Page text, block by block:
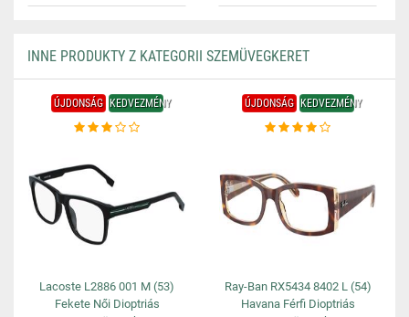
INNE PRODUKTY Z KATEGORII SZEMÜVEGKERET
ÚJDONSÁG KEDVEZMÉNY
Lacoste L2886 001 M (53)
Fekete Női Dioptriás
ÚJDONSÁG KEDVEZMÉNY
Ray-Ban RX5434 8402 L (54)
Havana Férfi Dioptriás